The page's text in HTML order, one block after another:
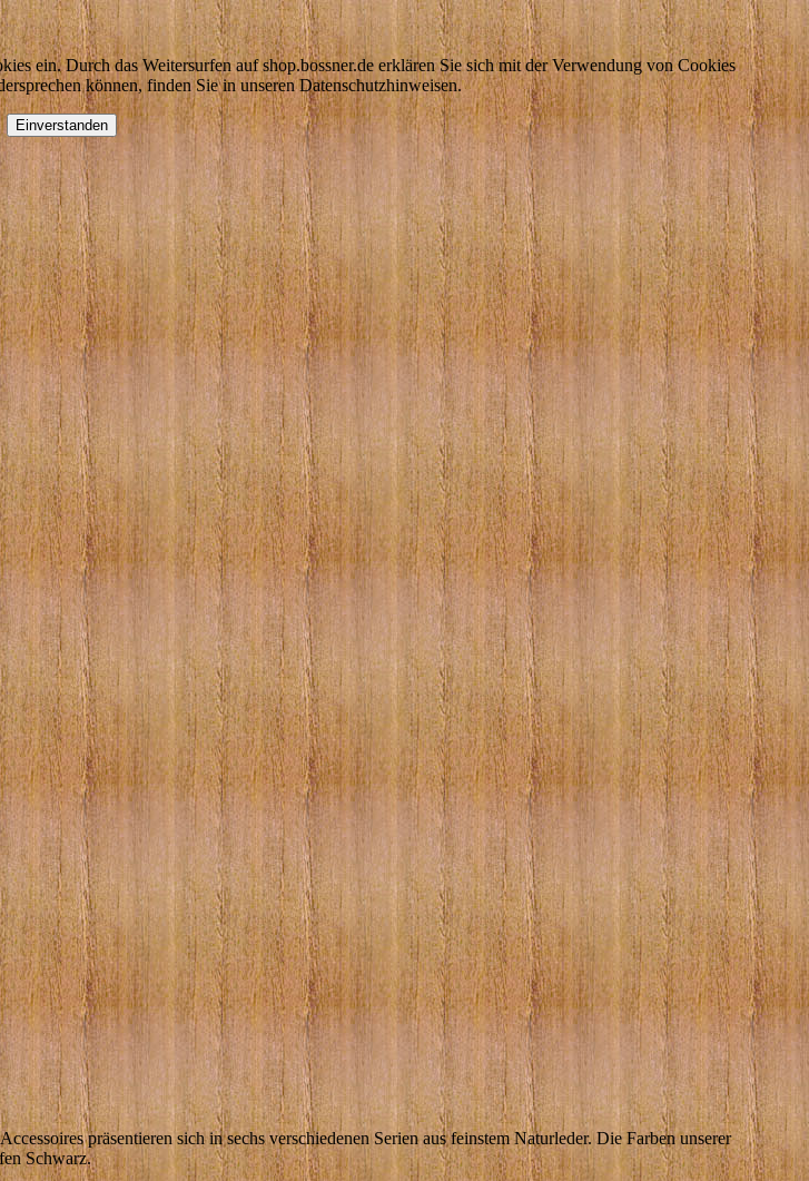
ein. Durch das Weitersurfen auf shop.bossner.de erklären Sie sich mit der Verwendung von Cookies
können, finden Sie in unseren Datenschutzhinweisen.
Einverstanden
präsentieren sich in sechs verschiedenen Serien aus feinstem Naturleder. Die Farben unserer
Schwarz.